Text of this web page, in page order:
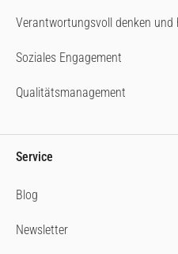
Verantwortungsvoll denken und
Soziales Engagement
Qualitätsmanagement
Service
Blog
Newsletter